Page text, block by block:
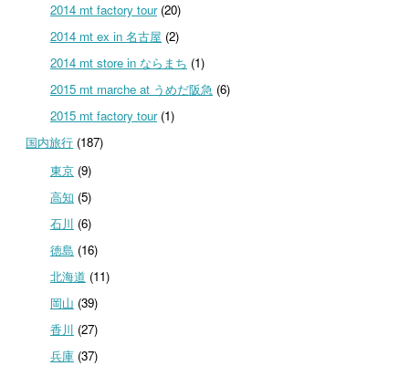
2014 mt factory tour(20)
2014 mt ex in 名古屋 (2)
2014 mt store in ならまち (1)
2015 mt marche at うめだ阪急 (6)
2015 mt factory tour(1)
国内旅行 (187)
東京(9)
高知 (5)
石川 (6)
徳島 (16)
北海道 (11)
岡山 (39)
香川 (27)
兵庫(37)